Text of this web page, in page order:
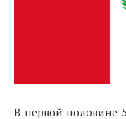
В первой половине